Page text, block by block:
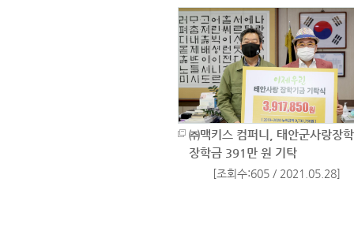
㈜맥키스 컴퍼니, 태안군사랑장
장학금 391만 원 기탁
[조회수:605 / 2021.05.28]